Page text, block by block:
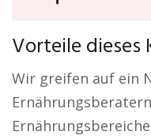
Vorteile dieses
Wir greifen auf ein